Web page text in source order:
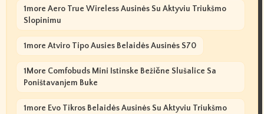
1more Aero True Wireless Ausinės Su Aktyviu Triukšmo
Slopinimu
1more Atviro Tipo Ausies Belaidės Ausinės S70
1More Comfobuds Mini Istinske Bežične Slušalice Sa
Poništavanjem Buke
1more Evo Tikros Belaidės Ausinės Su Aktyviu Triukšmo